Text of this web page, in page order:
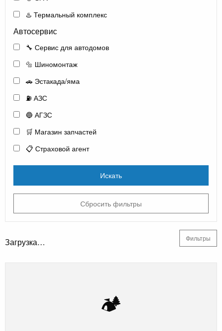
♨️ Термальный комплекс
Автосервис
🔧 Сервис для автодомов
🔩 Шиномонтаж
🚗 Эстакада/яма
⛽ АЗС
🔵 АГЗС
🛒 Магазин запчастей
📋 Страховой агент
Искать
Сбросить фильтры
Загрузка… Фильтры
🏕️